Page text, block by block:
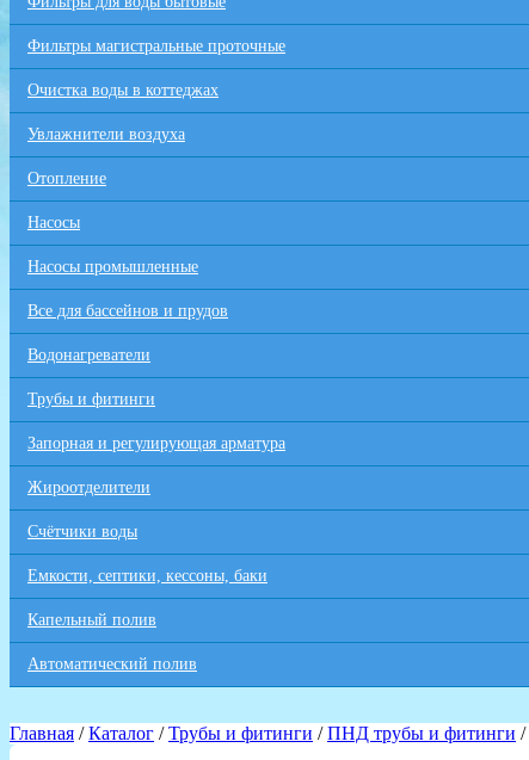
Фильтры магистральные проточные
Очистка воды в коттеджах
Увлажнители воздуха
Отопление
Насосы
Насосы промышленные
Все для бaссейнов и прудов
Водонагреватели
Трубы и фитинги
Запорная и регулирующая арматура
Жироотделители
Счётчики воды
Емкости, септики, кессоны, баки
Капельный полив
Автоматический полив
Главная /Каталог /Трубы и фитинги /ПНД трубы и фитинги /